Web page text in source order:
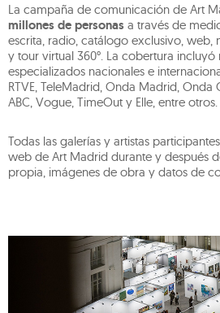
La campaña de comunicación de Art
millones de personas a través de
escrita, radio, catálogo exclusivo, web,
y tour virtual 360°. La cobertura incluyó
especializados nacionales e
RTVE, TeleMadrid, Onda Madrid, Onda
ABC, Vogue, TimeOut y Elle, entre otros.
Todas las galerías y artistas
web de Art Madrid durante y después
propia, imágenes de obra y datos de